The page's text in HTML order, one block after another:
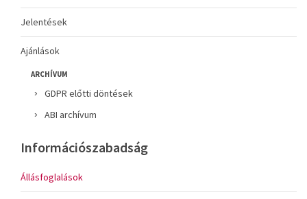
Jelentések
Ajánlások
ARCHÍVUM
GDPR előtti döntések
ABI archívum
Információszabadság
Állásfoglalások